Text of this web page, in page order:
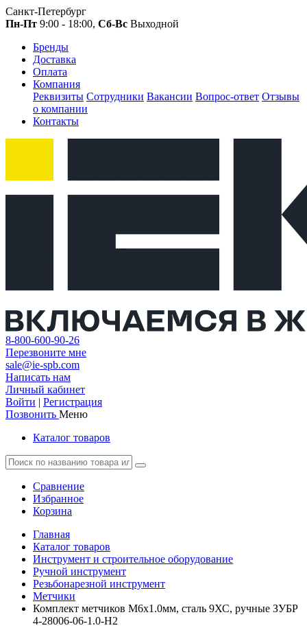
Санкт-Петербург
Пн-Пт 9:00 - 18:00, Сб-Вс Выходной
Бренды
Доставка
Оплата
Компания
Реквизиты Сотрудники Вакансии Вопрос-ответ Отзывы
о компании
Контакты
8-800-600-90-26
Перезвоните мне
sale@ie-spb.com
Написать нам
Личный кабинет
Войти | Регистрация
Позвонить Меню
Каталог товаров
Сравнение
Избранное
Корзина
Главная
Каталог товаров
Инструмент и строительное оборудование
Ручной инструмент
Резьбонарезной инструмент
Метчики
Комплект метчиков М6x1.0мм, сталь 9ХС, ручные ЗУБР
4-28006-06-1.0-H2